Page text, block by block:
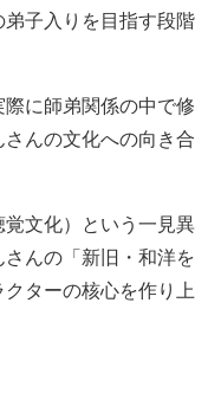
子入りを目指す段階
に師弟関係の中で修
んの文化への向き合
文化）という一見異
んの「新旧・和洋を
ターの核心を作り上